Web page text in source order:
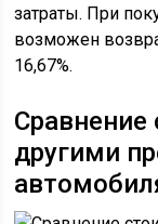
затраты. При
возможен
16,67%.
Сравнение
другими